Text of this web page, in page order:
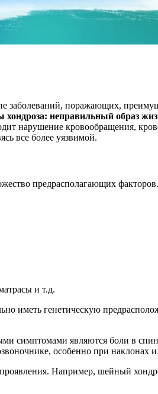
заболеваний, поражающих,
неправильный образ
нарушение кровообращения,
все более уязвимой.
предрасполагающих
и т.д.
иметь генетическую
симптомами являются боли в
особенно при наклонах
Например, шейный